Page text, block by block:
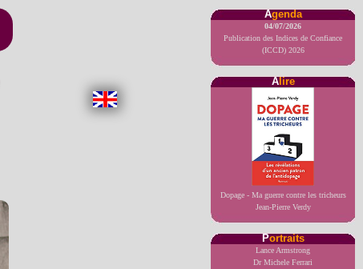
Agenda
04/07/2026
Publication des Indices de Confiance
(ICCD) 2026
Alire
Dopage - Ma guerre contre les tricheurs
Jean-Pierre Verdy
Portraits
Lance Armstrong
Dr Michele Ferrari